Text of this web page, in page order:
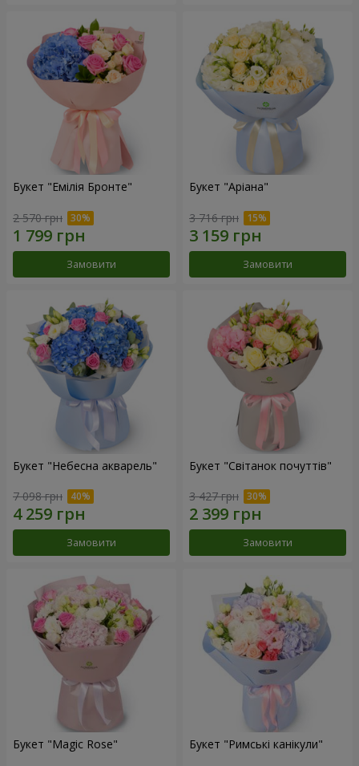
Букет "Емілія Бронте"
2 570 грн
Замовити
Букет "Аріана"
3 716 грн
Замовити
Букет "Небесна акварель"
7 098 грн
Замовити
Букет "Світанок почуттів"
3 427 грн
Замовити
Букет "Magic Rose" Букет "Римські канікули"